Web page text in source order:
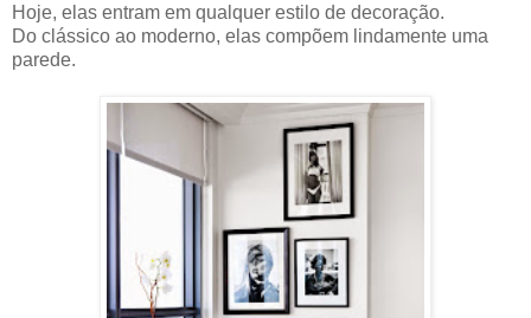
Hoje, elas entram em qualquer estilo de decoração.
Do clássico ao moderno, elas compõem lindamente uma
parede.